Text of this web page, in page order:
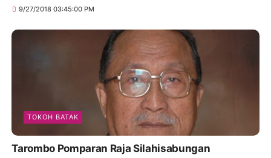
9/27/2018 03:45:00 PM
TOKOH BATAK
Tarombo Pomparan Raja Silahisabungan